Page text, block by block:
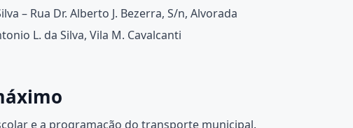
– Rua Dr. Alberto J. Bezerra, S/n, Alvorada
L. da Silva, Vila M. Cavalcanti
e a programação do transporte municipal.